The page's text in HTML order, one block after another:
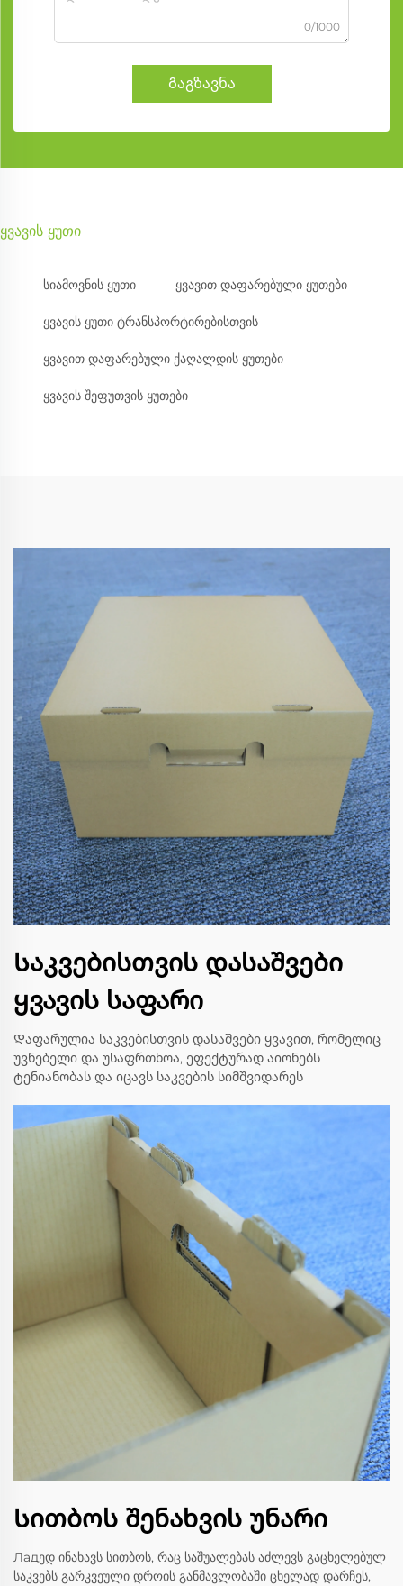
0/1000
Გაგზავნა
ყვავის ყუთი
სიამოვნის ყუთი ყვავით დაფარებული ყუთები
ყვავის ყუთი ტრანსპორტირებისთვის
ყვავით დაფარებული ქაღალდის ყუთები
ყვავის შეფუთვის ყუთები
Საკვებისთვის დასაშვები
ყვავის საფარი
Დაფარულია საკვებისთვის დასაშვები ყვავით, რომელიც
უვნებელი და უსაფრთხოა, ეფექტურად აიონებს
ტენიანობას და იცავს საკვების სიმშვიდარეს
Სითბოს შენახვის უნარი
Ладედ ინახავს სითბოს, რაც საშუალებას აძლევს გაცხელებულ
საკვებს გარკვეული დროის განმავლობაში ცხელად დარჩეს,